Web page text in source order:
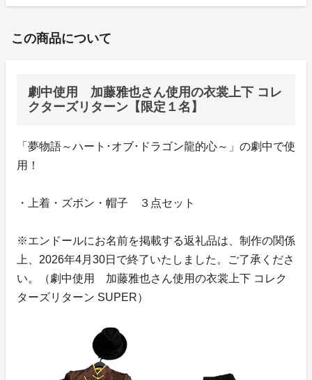
この商品について
劇中使用 加藤雅也さん使用の衣裳上下 コレ
クターズリターン【限定１名】
「夢物語～ハート･オブ･ドラゴン龍的心～」の劇中で使
用！
・上着・ズボン・帽子 ３点セット
※エンドールにお名前を掲載する返礼品は、制作の関係
上、2026年4月30日で終了いたしました。ご了承くださ
い。（劇中使用 加藤雅也さん使用の衣裳上下 コレク
ターズリターン SUPER）